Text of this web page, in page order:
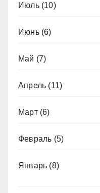
Июль(10)
Июнь(6)
Май (7)
Апрель (11)
Март(6)
Февраль (5)
Январь (8)